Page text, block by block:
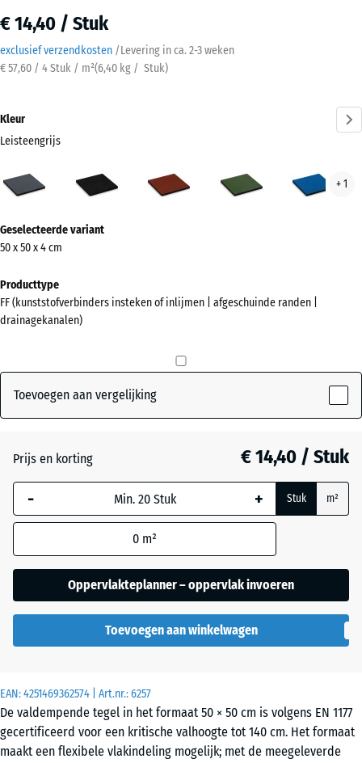
€ 14,40 / Stuk
exclusief verzendkosten /Levering in ca. 2-3 weken
€ 57,60 / 4 Stuk / m²(6,40 kg / Stuk)
EAN:4251469362574 | Art.nr.:6257
De valdempende tegel in het formaat 50 × 50 cm is volgens EN 1177
gecertificeerd voor een kritische valhoogte tot 140 cm. Het formaat
maakt een flexibele vlakindeling mogelijk; met de meegeleverde
Kleur
Leisteengrijs
(active)
+ 1
informatie
over
kleuren?
Kleurenpalet
(active)
Baksteenrood - € 2,70
Grasgroen - € 1,80
Hemelsblauw
Geselecteerde variant
50 x 50 x 4 cm
Producttype
FF (kunststofverbinders insteken of inlijmen | afgeschuinde randen |
drainagekanalen)
Toevoegen aan vergelijking
Prijs en korting € 14,40 / Stuk
- + Stuk m²
0 m²
Oppervlakteplanner – oppervlak invoeren
Toevoegen aan winkelwagen